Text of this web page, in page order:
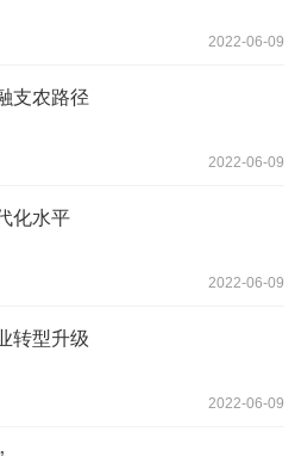
2022-06-09
支农路径
2022-06-09
化水平
2022-06-09
转型升级
2022-06-09